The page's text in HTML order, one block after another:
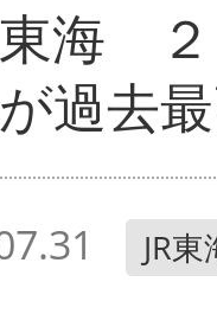
東海
過去
JR東